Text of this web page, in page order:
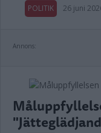
POLITIK 26 juni
Annons: